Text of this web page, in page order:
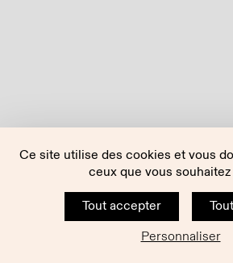
Ce site utilise des cookies et vous
ceux que vous
Tout accepter
Personnaliser